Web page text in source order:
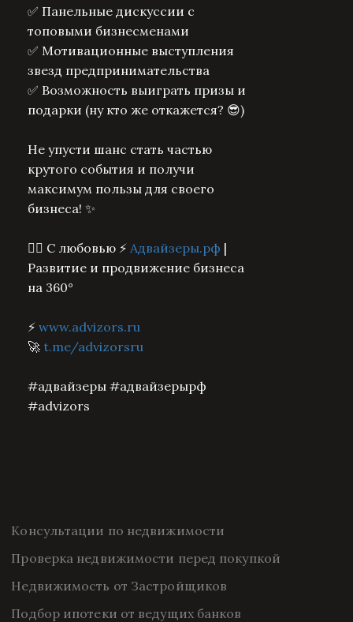
✅ Панельные дискуссии с
топовыми бизнесменами
✅ Мотивационные выступления
звезд предпринимательства
✅ Возможность выиграть призы и
подарки (ну кто же откажется? 😎)
Не упусти шанс стать частью
крутого события и получи
максимум пользы для своего
бизнеса! ✨
❤️‍🔥 С любовью ⚡️ Адвайзеры.рф |
Развитие и продвижение бизнеса
на 360°
⚡️ www.advizors.ru
🚀 t.me/advizorsru
#адвайзеры #адвайзерырф
#advizors
Консультации по недвижимости
Проверка недвижимости перед покупкой
Недвижимость от Застройщиков
Подбор ипотеки от ведущих банков